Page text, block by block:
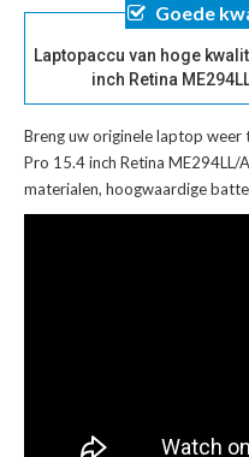
Goede
Laptopaccu van hoge
inch Retina
Breng uw originele laptop weer
Pro 15.4 inch Retina
materialen, hoogwaardige